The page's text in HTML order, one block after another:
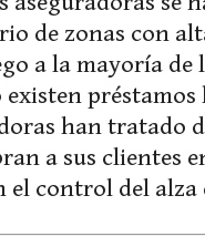
de zonas con
a la mayoría
han tratado
a sus clientes
el control del alza